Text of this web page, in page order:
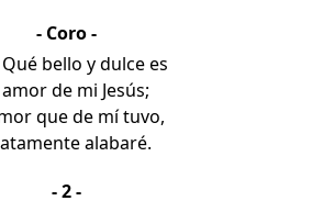
- Coro -
Qué bello y dulce es
de mi Jesús;
que de mí tuvo,
alabaré.
- 2 -